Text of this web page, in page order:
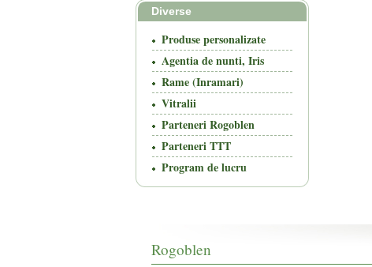
Diverse
Produse personalizate
Agentia de nunti, Iris
Rame (Inramari)
Vitralii
Parteneri Rogoblen
Parteneri TTT
Program de lucru
Rogoblen